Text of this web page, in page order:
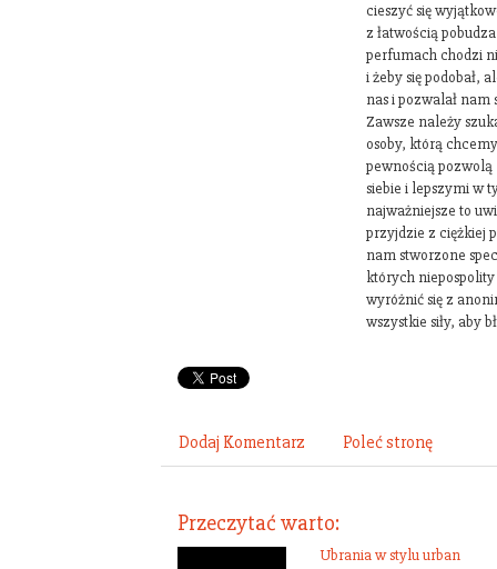
cieszyć się
z łatwością
perfumach chodzi
i żeby się podobał,
nas i pozwalał nam
Zawsze należy
osoby, którą
pewnością pozwolą
siebie i lepszymi w
najważniejsze to
przyjdzie z ciężkiej
nam stworzone
których
wyróżnić się z
wszystkie siły, aby
Dodaj Komentarz Poleć stronę
Przeczytać warto:
Ubrania w stylu urban